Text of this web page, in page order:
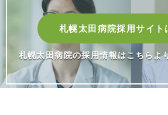
札幌太田病院採用サイト
札幌太田病院の採用情報はこちらよ